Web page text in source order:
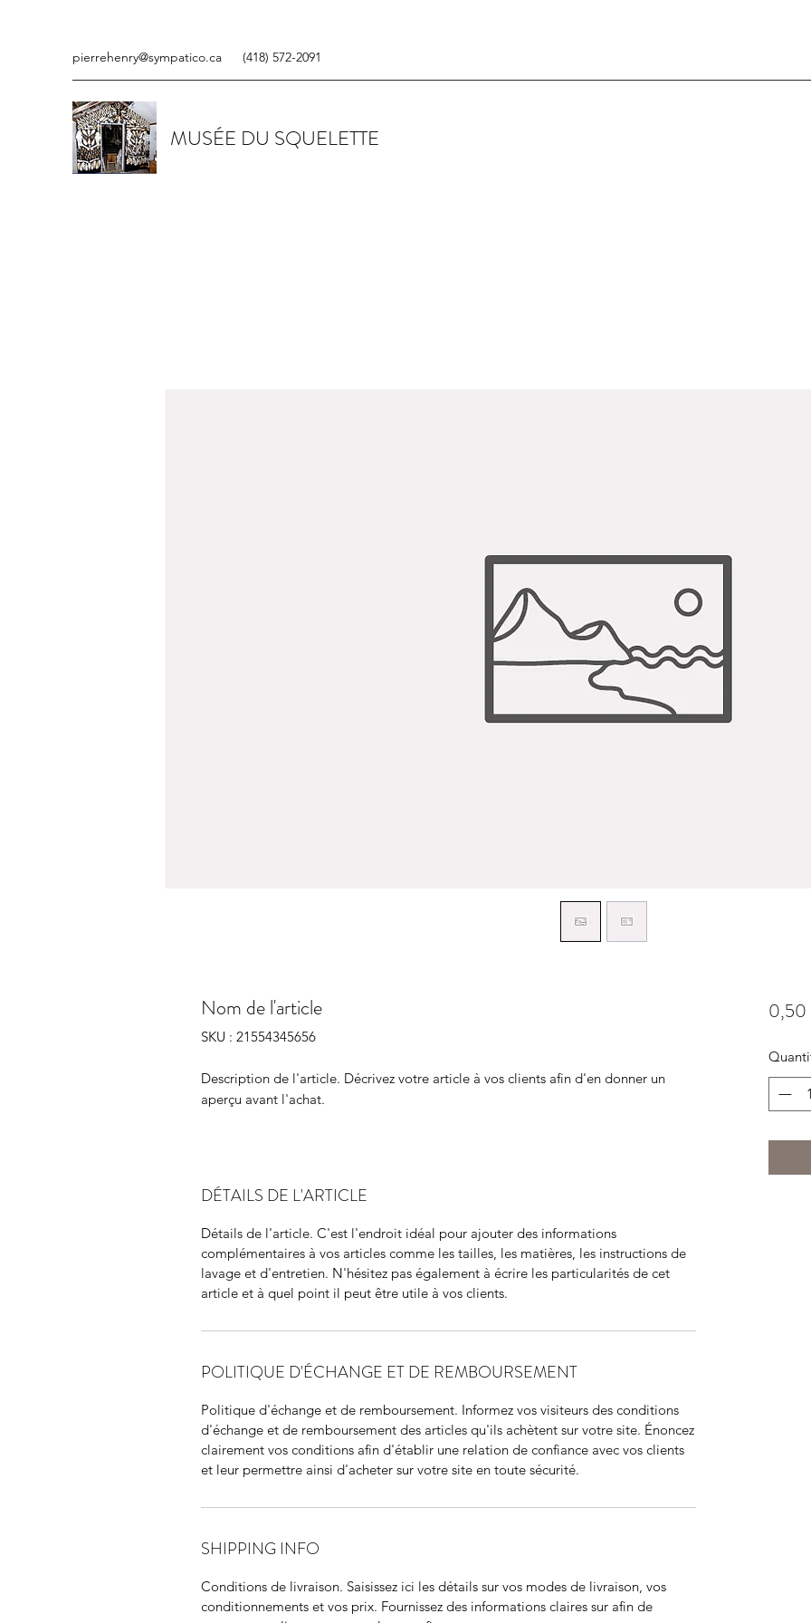
pierrehenry@sympatico.ca (418) 572-2091
MUSÉE DU SQUELETTE
Nom de l'article
SKU : 21554345656
Description de l'article. Décrivez votre article à vos clients afin d'en donner un
aperçu avant l'achat.
DÉTAILS DE L'ARTICLE
Détails de l'article. C'est l'endroit idéal pour ajouter des informations
complémentaires à vos articles comme les tailles, les matières, les instructions de
lavage et d'entretien. N'hésitez pas également à écrire les particularités de cet
article et à quel point il peut être utile à vos clients.
POLITIQUE D'ÉCHANGE ET DE REMBOURSEMENT
Politique d'échange et de remboursement. Informez vos visiteurs des conditions
d'échange et de remboursement des articles qu'ils achètent sur votre site. Énoncez
clairement vos conditions afin d'établir une relation de confiance avec vos clients
et leur permettre ainsi d'acheter sur votre site en toute sécurité.
SHIPPING INFO
Conditions de livraison. Saisissez ici les détails sur vos modes de livraison, vos
conditionnements et vos prix. Fournissez des informations claires sur afin de
0,50